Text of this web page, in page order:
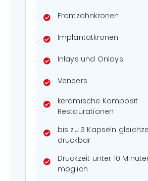
Frontzahnkronen
Implantatkronen
Inlays und Onlays
Veneers
keramische Komposit
Restaurationen
bis zu 3 Kapseln
druckbar
Druckzeit unter 10
möglich